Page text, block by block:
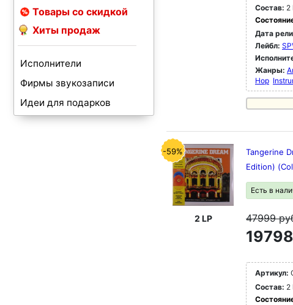
Товары со скидкой
Хиты продаж
Исполнители
Фирмы звукозаписи
Идеи для подарков
Состав: 2
Дата
Лейбл:
Жанры:
Hop
-59%
2 LP
Tangerine
Edition)
Есть в
47999
Артикул:
Состав: 2